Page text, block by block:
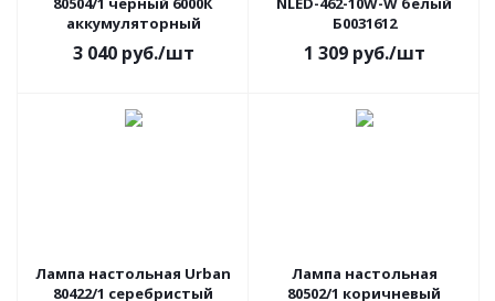
аккумуляторный
3 040руб./шт
Б0031612
1 309руб./шт
Лампа настольная Urban
80422/1 серебристый
Лампа настольная
80502/1 коричневый